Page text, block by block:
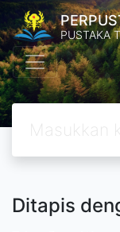
PUSTAKA
Ditapis